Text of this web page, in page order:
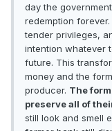
day the
redemption
tender privileges,
intention whatever
future. This
money and the
producer. The
preserve all of
still look and smell